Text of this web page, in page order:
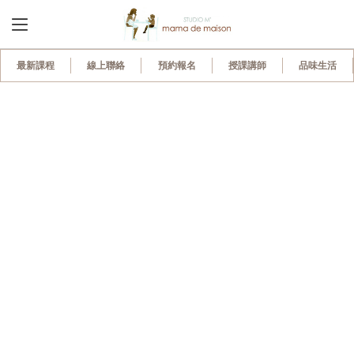
最新課程 線上聯絡 預約報名 授課講師 品味生活